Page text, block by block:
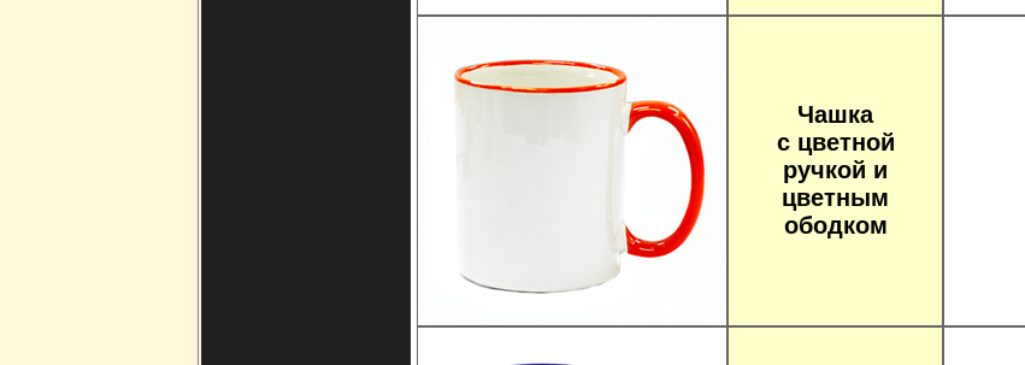
Чашка
с цветной
ручкой и
цветным
ободком